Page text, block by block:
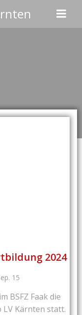
2024
15
BSFZ Faak die
Kärnten statt.